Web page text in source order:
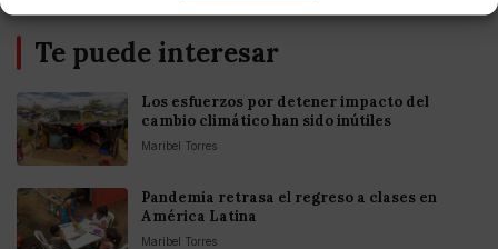
Te puede interesar
Los esfuerzos por detener impacto del
cambio climático han sido inútiles
Maribel Torres
Pandemia retrasa el regreso a clases en
América Latina
Maribel Torres